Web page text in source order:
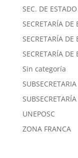
SEC. DE
SECRETARÍA
SECRETARÍA DE
SECRETARÍA
Sin categoría
UNEPOSC
ZONA FRANCA